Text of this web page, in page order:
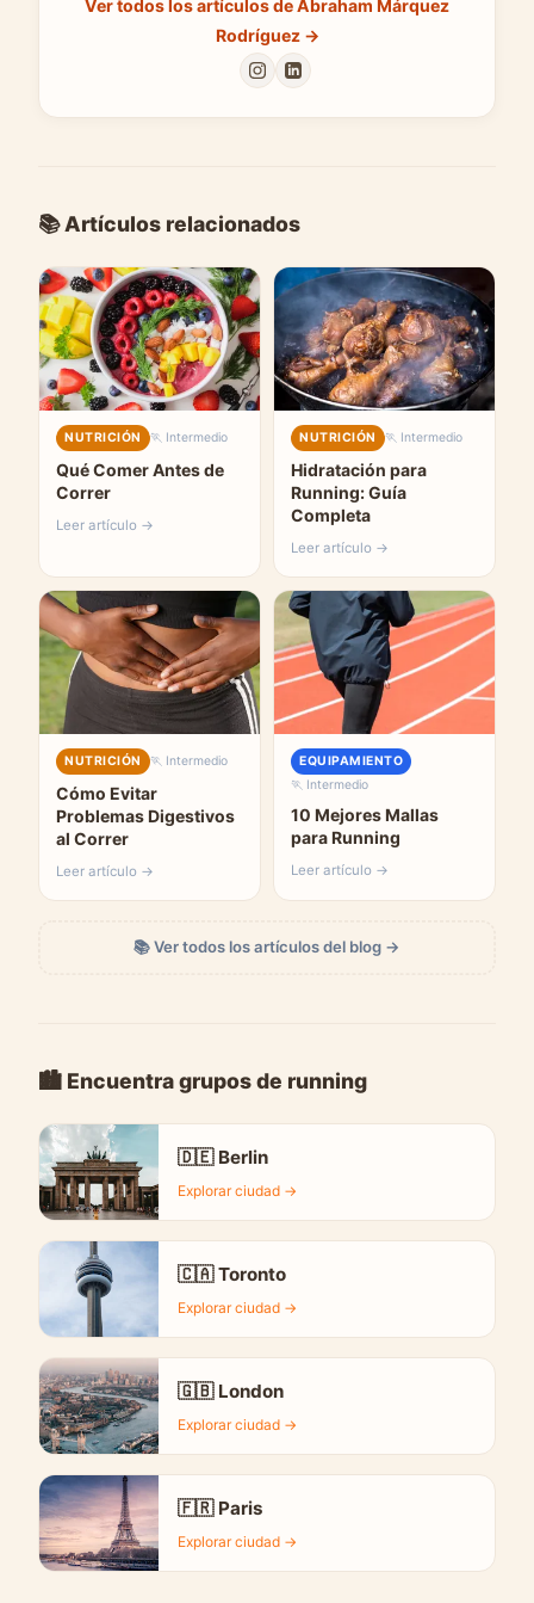
Ver todos los artículos de Abraham Márquez
Rodríguez →
📚 Artículos relacionados
NUTRICIÓN 🏃 Intermedio
Qué Comer Antes de
Correr
Leer artículo →
NUTRICIÓN 🏃 Intermedio
Hidratación para
Running: Guía
Completa
Leer artículo →
NUTRICIÓN 🏃 Intermedio
Cómo Evitar
Problemas Digestivos
al Correr
Leer artículo →
EQUIPAMIENTO
🏃 Intermedio
10 Mejores Mallas
para Running
Leer artículo →
📚 Ver todos los artículos del blog →
🏙️ Encuentra grupos de running
🇩🇪 Berlin
Explorar ciudad →
🇨🇦 Toronto
Explorar ciudad →
🇬🇧 London
Explorar ciudad →
🇫🇷 Paris
Explorar ciudad →